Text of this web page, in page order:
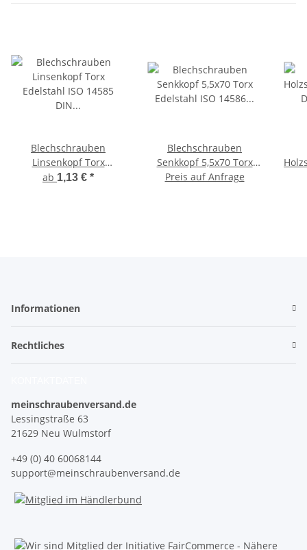
Blechschrauben
Linsenkopf Torx
Edelstahl ISO 14585 DIN
ab 1,13 € *
Blechschrauben
Senkkopf 5,5x70 Torx
Edelstahl ISO 14586 DIN
Preis auf Anfrage
Informationen
Rechtliches
meinschraubenversand.de
Lessingstraße 63
21629 Neu Wulmstorf
+49 (0) 40 60068144
support@meinschraubenversand.de